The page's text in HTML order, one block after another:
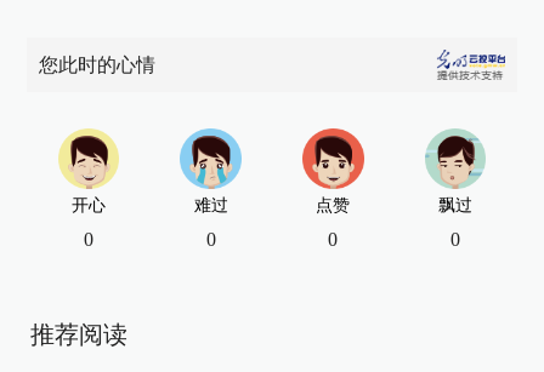
您此时的心情
开心
0
难过
0
点赞
0
飘过
0
推荐阅读